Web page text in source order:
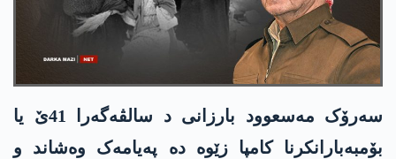
سەرۆک مەسعوود بارزانی د سالڤه‌گه‌را 41ێ یا
بۆمبەبارانکرنا کامپا زێوه‌ دە پەیامەک وەشاند و